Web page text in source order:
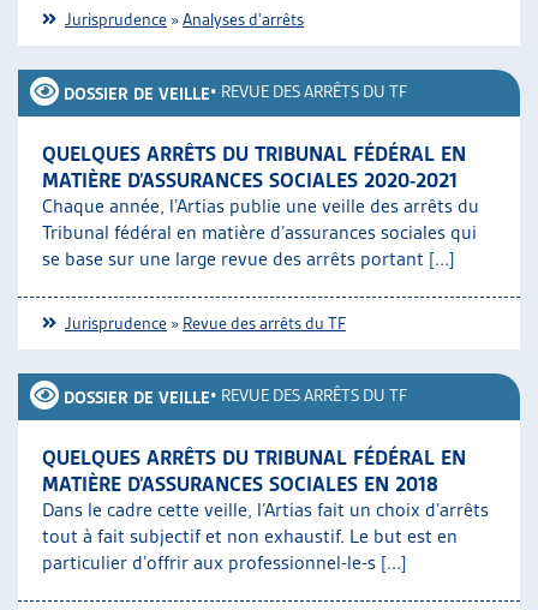
Jurisprudence »Analyses d'arrêts
DOSSIER DE VEILLE• REVUE DES ARRÊTS DU TF
QUELQUES ARRÊTS DU TRIBUNAL FÉDÉRAL EN
MATIÈRE D’ASSURANCES SOCIALES 2020-2021
Chaque année, l’Artias publie une veille des arrêts du
Tribunal fédéral en matière d’assurances sociales qui
se base sur une large revue des arrêts portant [...]
Jurisprudence » Revue des arrêts du TF
DOSSIER DE VEILLE• REVUE DES ARRÊTS DU TF
QUELQUES ARRÊTS DU TRIBUNAL FÉDÉRAL EN
MATIÈRE D’ASSURANCES SOCIALES EN 2018
Dans le cadre cette veille, l’Artias fait un choix d’arrêts
tout à fait subjectif et non exhaustif. Le but est en
particulier d’offrir aux professionnel-le-s [...]